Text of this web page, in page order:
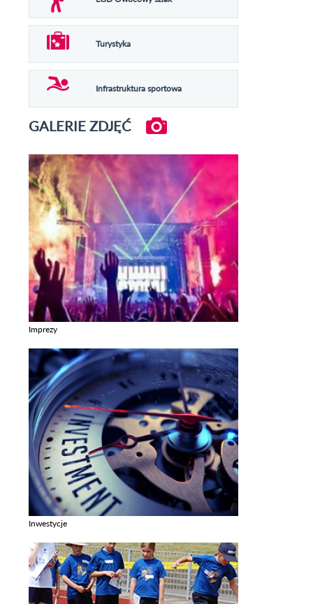
Turystyka
Infrastruktura sportowa
GALERIE ZDJĘĆ
Imprezy
Inwestycje